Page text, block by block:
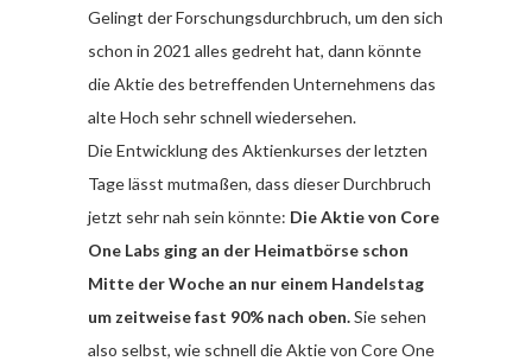
Gelingt der Forschungsdurchbruch, um den sich
schon in 2021 alles gedreht hat, dann könnte
die Aktie des betreffenden Unternehmens das
alte Hoch sehr schnell wiedersehen.
Die Entwicklung des Aktienkurses der letzten
Tage lässt mutmaßen, dass dieser Durchbruch
jetzt sehr nah sein könnte: Die Aktie von Core
One Labs ging an der Heimatbörse schon
Mitte der Woche an nur einem Handelstag
um zeitweise fast 90% nach oben.Sie sehen
also selbst, wie schnell die Aktie von Core One